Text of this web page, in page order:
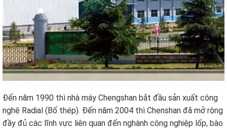
Đến năm 1990 thì nhà máy Chengshan bắt đầu sản xuất công
nghệ Radial (Bố thép). Đến năm 2004 thì Chenshan đã mở rộng
đầy đủ các lĩnh vực liên quan đến nghành công nghiệp lốp, bào